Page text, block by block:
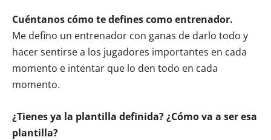
Cuéntanos cómo te defines como entrenador.
Me defino un entrenador con ganas de darlo todo y
hacer sentirse a los jugadores importantes en cada
momento e intentar que lo den todo en cada
momento.
¿Tienes ya la plantilla definida? ¿Cómo va a ser esa
plantilla?